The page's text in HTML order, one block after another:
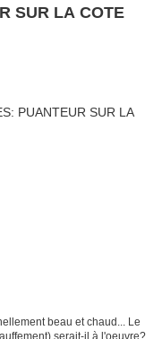
SUR LA COTE
beau et chaud... Le
serait-il à l'oeuvre?